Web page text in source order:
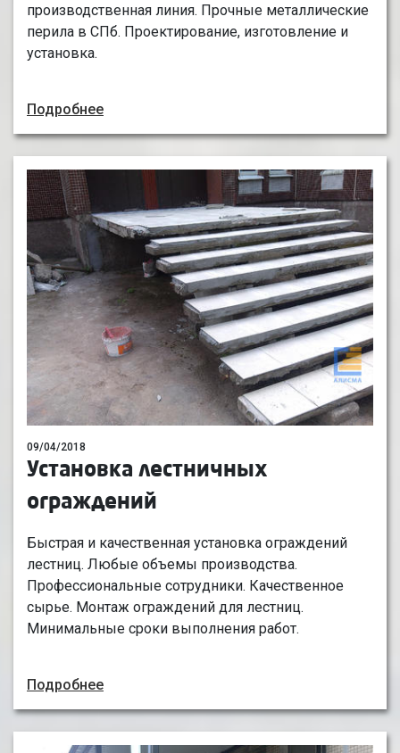
производственная линия. Прочные металлические
перила в СПб. Проектирование, изготовление и
установка.
Подробнее
09/04/2018
Установка лестничных
ограждений
Быстрая и качественная установка ограждений
лестниц. Любые объемы производства.
Профессиональные сотрудники. Качественное
сырье. Монтаж ограждений для лестниц.
Минимальные сроки выполнения работ.
Подробнее